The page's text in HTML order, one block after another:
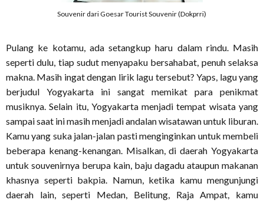
Souvenir dari Goesar Tourist Souvenir (Dokprri)
Pulang ke kotamu, ada setangkup haru dalam rindu. Masih
seperti dulu, tiap sudut menyapaku bersahabat, penuh selaksa
makna. Masih ingat dengan lirik lagu tersebut? Yaps, lagu yang
berjudul Yogyakarta ini sangat memikat para penikmat
musiknya. Selain itu, Yogyakarta menjadi tempat wisata yang
sampai saat ini masih menjadi andalan wisatawan untuk liburan.
Kamu yang suka jalan-jalan pasti menginginkan untuk membeli
beberapa kenang-kenangan. Misalkan, di daerah Yogyakarta
untuk souvenirnya berupa kain, baju dagadu ataupun makanan
khasnya seperti bakpia. Namun, ketika kamu mengunjungi
daerah lain, seperti Medan, Belitung, Raja Ampat, kamu